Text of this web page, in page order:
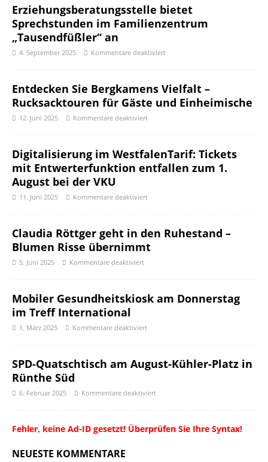
Erziehungsberatungsstelle bietet
Sprechstunden im Familienzentrum
„Tausendfüßler“ an
4. September 2025 Kommentare deaktiviert
Entdecken Sie Bergkamens Vielfalt –
Rucksacktouren für Gäste und Einheimische
12. Juni 2025 Kommentare deaktiviert
Digitalisierung im WestfalenTarif: Tickets
mit Entwerterfunktion entfallen zum 1.
August bei der VKU
11. Juni 2025 Kommentare deaktiviert
Claudia Röttger geht in den Ruhestand –
Blumen Risse übernimmt
5. Juni 2025 Kommentare deaktiviert
Mobiler Gesundheitskiosk am Donnerstag
im Treff International
1. März 2025 Kommentare deaktiviert
SPD-Quatschtisch am August-Kühler-Platz in
Rünthe Süd
6. Februar 2025 Kommentare deaktiviert
Fehler, keine Ad-ID gesetzt! Überprüfen Sie Ihre Syntax!
NEUESTE KOMMENTARE